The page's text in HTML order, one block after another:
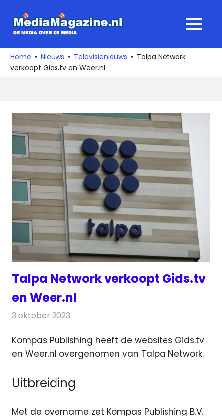
naar
media
over
de
MENU
Home Nieuws Televisienieuws
Talpa Network
verkoopt Gids.tv en Weer.nl
Talpa Network verkoopt Gids.tv
en Weer.nl
3 oktober 2023
Kompas Publishing heeft de websites Gids.tv
en Weer.nl overgenomen van Talpa Network.
Uitbreiding
Met de overname zet Kompas Publishing B.V.